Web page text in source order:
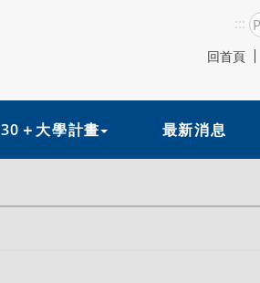
:::
回首頁
30＋大學計畫 最新消息